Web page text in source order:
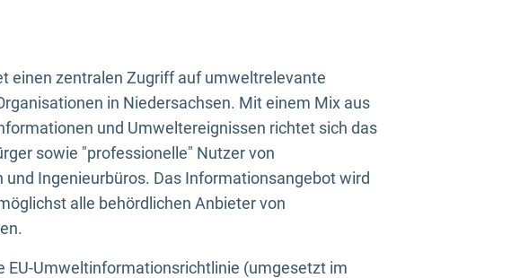
einen zentralen Zugriff auf umweltrelevante
in Niedersachsen. Mit einem Mix aus
und Umweltereignissen richtet sich das
sowie "professionelle" Nutzer von
Ingenieurbüros. Das Informationsangebot wird
alle behördlichen Anbieter von
EU-Umweltinformationsrichtlinie (umgesetzt im